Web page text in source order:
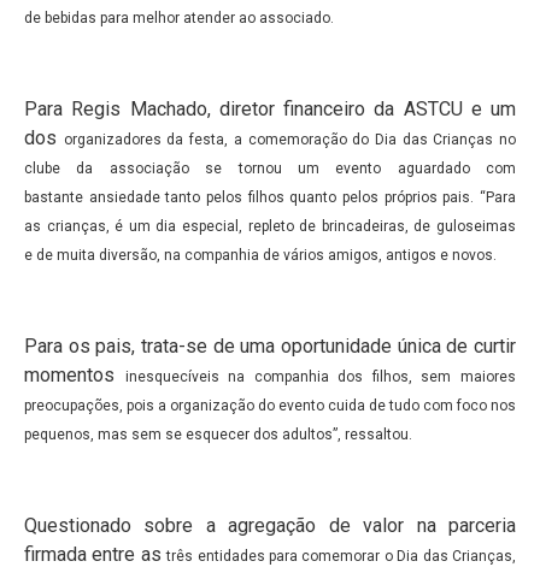
de bebidas para melhor atender ao associado.
Para Regis Machado, diretor financeiro da ASTCU e um
dos organizadores da festa, a comemoração do Dia das Crianças no
clube da associação se tornou um evento aguardado com
bastante ansiedade tanto pelos filhos quanto pelos próprios pais. “Para
as crianças, é um dia especial, repleto de brincadeiras, de guloseimas
e de muita diversão, na companhia de vários amigos, antigos e novos.
Para os pais, trata-se de uma oportunidade única de curtir
momentos
inesquecíveis na companhia dos filhos, sem maiores
preocupações, pois a organização do evento cuida de tudo com foco nos
pequenos, mas sem se esquecer dos adultos”, ressaltou.
Questionado sobre a agregação de valor na parceria
firmada entre astrês entidades para comemorar o Dia das Crianças,